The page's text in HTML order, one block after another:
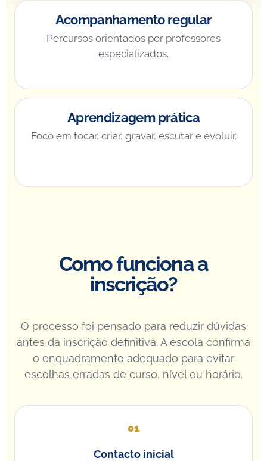
Acompanhamento regular
Percursos orientados por professores
especializados.
Aprendizagem prática
Foco em tocar, criar, gravar, escutar e evoluir.
Como funciona a
inscrição?
O processo foi pensado para reduzir dúvidas
antes da inscrição definitiva. A escola confirma
o enquadramento adequado para evitar
escolhas erradas de curso, nível ou horário.
Contacto inicial